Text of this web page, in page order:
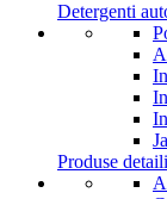
Detergenti
Produse